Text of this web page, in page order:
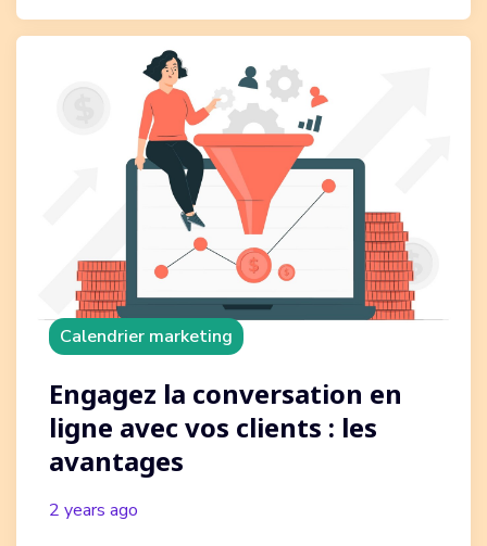
Calendrier marketing
Engagez la conversation en
ligne avec vos clients : les
avantages
2 years ago